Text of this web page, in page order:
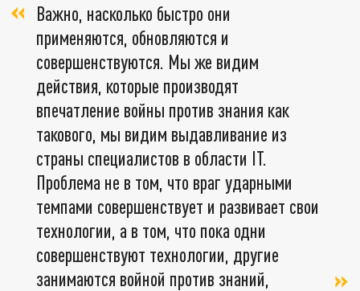
Важно, насколько быстро они
применяются, обновляются и
совершенствуются. Мы же видим
действия, которые производят
впечатление войны против знания как
такового, мы видим выдавливание из
страны специалистов в области IT.
Проблема не в том, что враг ударными
темпами совершенствует и развивает свои
технологии, а в том, что пока одни
совершенствуют технологии, другие
занимаются войной против знаний,